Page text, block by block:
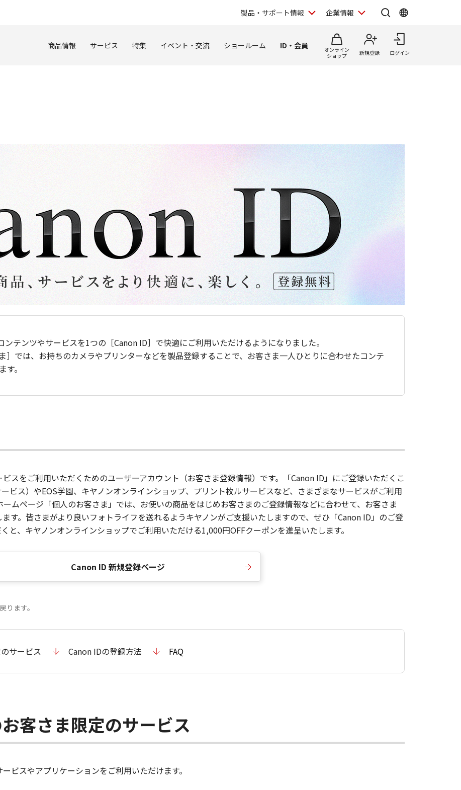
製品・サポート情報 企業情報
商品情報 サービス 特集 イベント・交流 ショールーム ID・会員
オンライン
ショップ
新規登録 ログイン
テンツやサービスを1つの［Canon ID］で快適にご利用いただけるようになりました。
］では、お持ちのカメラやプリンターなどを製品登録することで、お客さま一人ひとりに合わせたコンテ
。
ビスをご利用いただくためのユーザーアカウント（お客さま登録情報）です。「Canon ID」にご登録いただくこ
ビス）やEOS学園、キヤノンオンラインショップ、プリント枚ルサービスなど、さまざまなサービスがご利用
ムページ「個人のお客さま」では、お使いの商品をはじめお客さまのご登録情報などに合わせて、お客さま
す。皆さまがより良いフォトライフを送れるようキヤノンがご支援いたしますので、ぜひ「Canon ID」のご登
と、キヤノンオンラインショップでご利用いただける1,000円OFFクーポンを進呈いたします。
Canon ID 新規登録ページ
ります。
サービス Canon IDの登録方法 FAQ
客さま限定のサービス
ビスやアプリケーションをご利用いただけます。